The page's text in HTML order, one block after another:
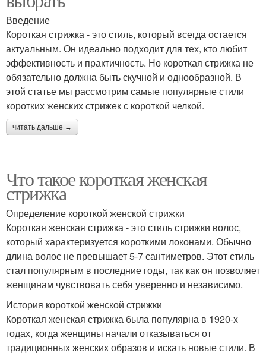
Введение
Короткая стрижка - это стиль, который всегда остается
актуальным. Он идеально подходит для тех, кто любит
эффективность и практичность. Но короткая стрижка не
обязательно должна быть скучной и однообразной. В
этой статье мы рассмотрим самые популярные стили
коротких женских стрижек с короткой челкой.
читать дальше →
Что такое короткая женская
стрижка
Определение короткой женской стрижки
Короткая женская стрижка - это стиль стрижки волос,
который характеризуется короткими локонами. Обычно
длина волос не превышает 5-7 сантиметров. Этот стиль
стал популярным в последние годы, так как он позволяет
женщинам чувствовать себя уверенно и независимо.
История короткой женской стрижки
Короткая женская стрижка была популярна в 1920-х
годах, когда женщины начали отказываться от
традиционных женских образов и искать новые стили. В